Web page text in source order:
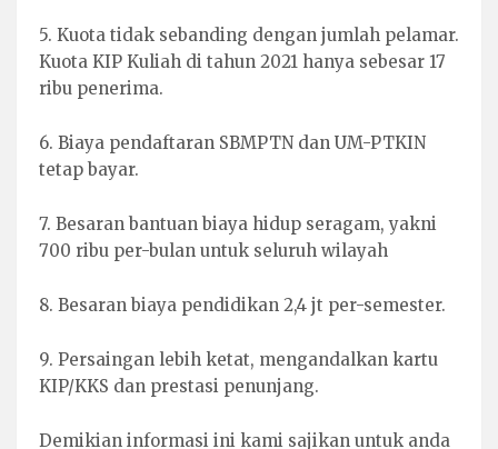
5. Kuota tidak sebanding dengan jumlah pelamar.
Kuota KIP Kuliah di tahun 2021 hanya sebesar 17
ribu penerima.
6. Biaya pendaftaran SBMPTN dan UM-PTKIN
tetap bayar.
7. Besaran bantuan biaya hidup seragam, yakni
700 ribu per-bulan untuk seluruh wilayah
8. Besaran biaya pendidikan 2,4 jt per-semester.
9. Persaingan lebih ketat, mengandalkan kartu
KIP/KKS dan prestasi penunjang.
Demikian informasi ini kami sajikan untuk anda